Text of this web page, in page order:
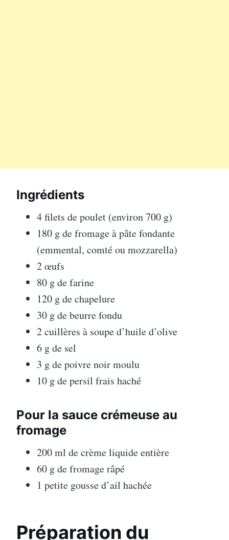
Ingrédients
4 filets de poulet (environ 700 g)
180 g de fromage à pâte fondante
(emmental, comté ou mozzarella)
2 œufs
80 g de farine
120 g de chapelure
30 g de beurre fondu
2 cuillères à soupe d’huile d’olive
6 g de sel
3 g de poivre noir moulu
10 g de persil frais haché
Pour la sauce crémeuse au
fromage
200 ml de crème liquide entière
60 g de fromage râpé
1 petite gousse d’ail hachée
Préparation du